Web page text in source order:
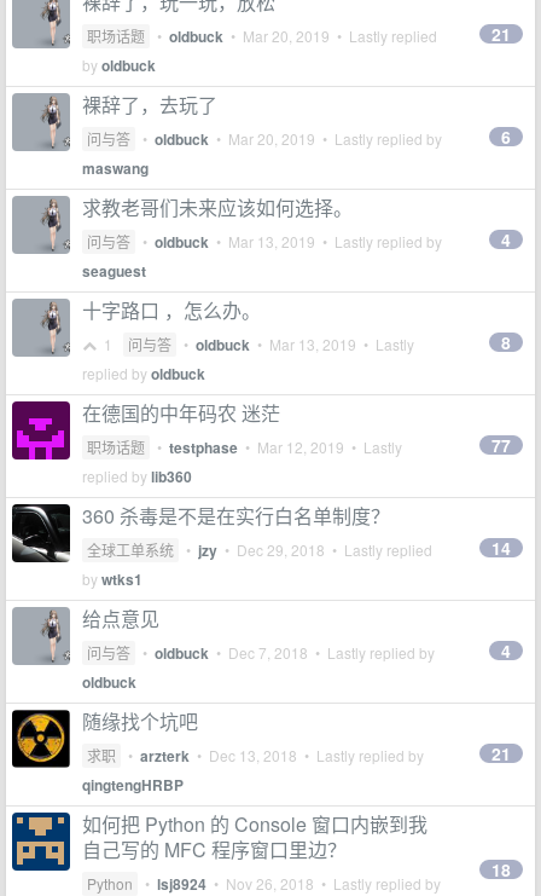
职场话题 • oldbuck • Mar 20, 2019 • Lastly replied
byoldbuck
21
裸辞了，去玩了
问与答 • oldbuck • Mar 20, 2019 • Lastly replied by
maswang
6
求教老哥们未来应该如何选择。
问与答 • oldbuck • Mar 13, 2019 • Lastly replied by
seaguest
4
十字路口 ，怎么办。
1 问与答 • oldbuck • Mar 13, 2019 • Lastly
replied byoldbuck
8
在德国的中年码农 迷茫
职场话题 • testphase • Mar 12, 2019 • Lastly
replied bylib360
77
360 杀毒是不是在实行白名单制度？
全球工单系统 • jzy • Dec 29, 2018 • Lastly replied
bywtks1
14
给点意见
问与答 • oldbuck • Dec 7, 2018 • Lastly replied by
oldbuck
4
随缘找个坑吧
求职 • arzterk • Dec 13, 2018 • Lastly replied by
qingtengHRBP
21
如何把 Python 的 Console 窗口内嵌到我
自己写的 MFC 程序窗口里边？
Python • lsj8924 • Nov 26, 2018 • Lastly replied by
18